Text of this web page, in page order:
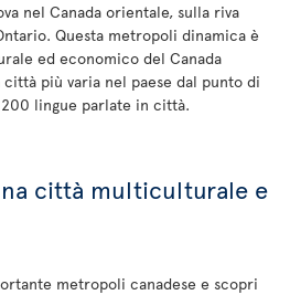
nel Canada orientale, sulla riva
Questa metropoli dinamica è
ed economico del Canada
più varia nel paese dal punto di
lingue parlate in città.
città multiculturale e
metropoli canadese e scopri